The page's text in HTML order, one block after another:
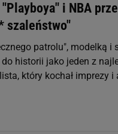
i NBA
patrolu", modelką i
do historii jako jeden z
który kochał imprezy